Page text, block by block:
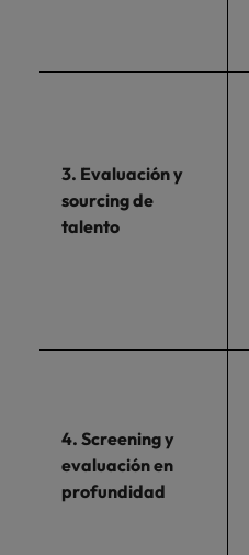
3. Evaluación y
sourcing de
talento
4. Screening y
evaluación en
profundidad